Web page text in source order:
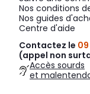
Nos conditions
Nos guides
Centre d'aide
Contactez le
(appel non
Accès sourds
et